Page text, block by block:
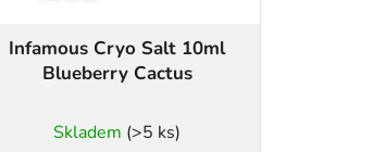
k
t
Infamous Cryo Salt 10ml
Blueberry Cactus
Skladem (>5 ks)